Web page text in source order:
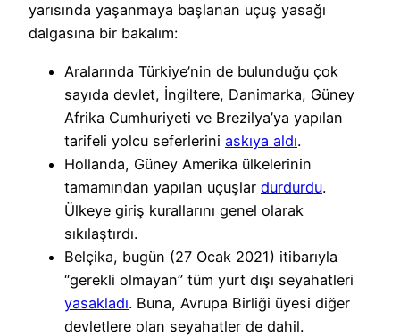
yarısında yaşanmaya başlanan uçuş yasağı
dalgasına bir bakalım:
Aralarında Türkiye’nin de bulunduğu çok
sayıda devlet, İngiltere, Danimarka, Güney
Afrika Cumhuriyeti ve Brezilya’ya yapılan
tarifeli yolcu seferlerini askıya aldı.
Hollanda, Güney Amerika ülkelerinin
tamamından yapılan uçuşlar durdurdu.
Ülkeye giriş kurallarını genel olarak
sıkılaştırdı.
Belçika, bugün (27 Ocak 2021) itibarıyla
“gerekli olmayan” tüm yurt dışı seyahatleri
yasakladı. Buna, Avrupa Birliği üyesi diğer
devletlere olan seyahatler de dahil.